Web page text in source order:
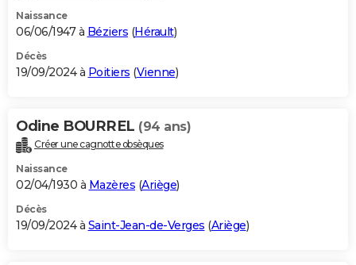
Naissance
06/06/1947 à Béziers (Hérault)
Décès
19/09/2024 à Poitiers (Vienne)
Odine BOURREL (94 ans)
Créer une cagnotte obsèques
Naissance
02/04/1930 à Mazères (Ariège)
Décès
19/09/2024 à Saint-Jean-de-Verges (Ariège)